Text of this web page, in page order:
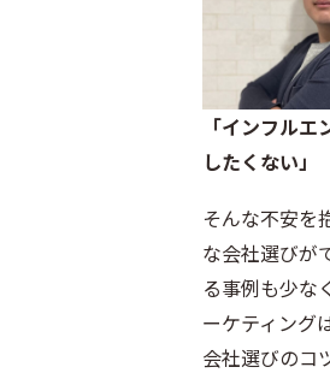
「インフル
したくない」
そんな不安を
な会社選びが
る事例も少な
ーケティング
会社選びのコ